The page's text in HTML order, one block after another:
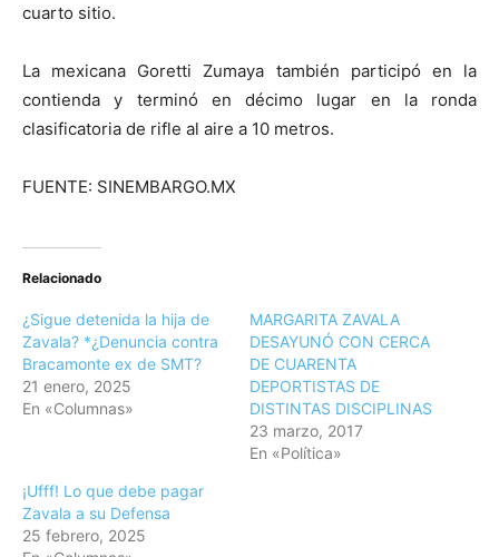
cuarto sitio.
La mexicana Goretti Zumaya también participó en la
contienda y terminó en décimo lugar en la ronda
clasificatoria de rifle al aire a 10 metros.
FUENTE: SINEMBARGO.MX
Relacionado
¿Sigue detenida la hija de
Zavala? *¿Denuncia contra
Bracamonte ex de SMT?
21 enero, 2025
En «Columnas»
MARGARITA ZAVALA
DESAYUNÓ CON CERCA
DE CUARENTA
DEPORTISTAS DE
DISTINTAS DISCIPLINAS
23 marzo, 2017
En «Política»
¡Ufff! Lo que debe pagar
Zavala a su Defensa
25 febrero, 2025